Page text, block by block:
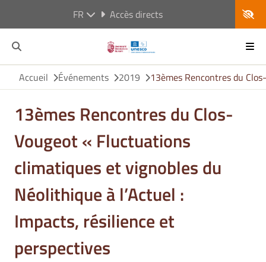
FR Accès directs
Accueil Événements 2019 13èmes Rencontres du
13èmes Rencontres du Clos-
Vougeot « Fluctuations
climatiques et vignobles du
Néolithique à l’Actuel :
Impacts, résilience et
perspectives